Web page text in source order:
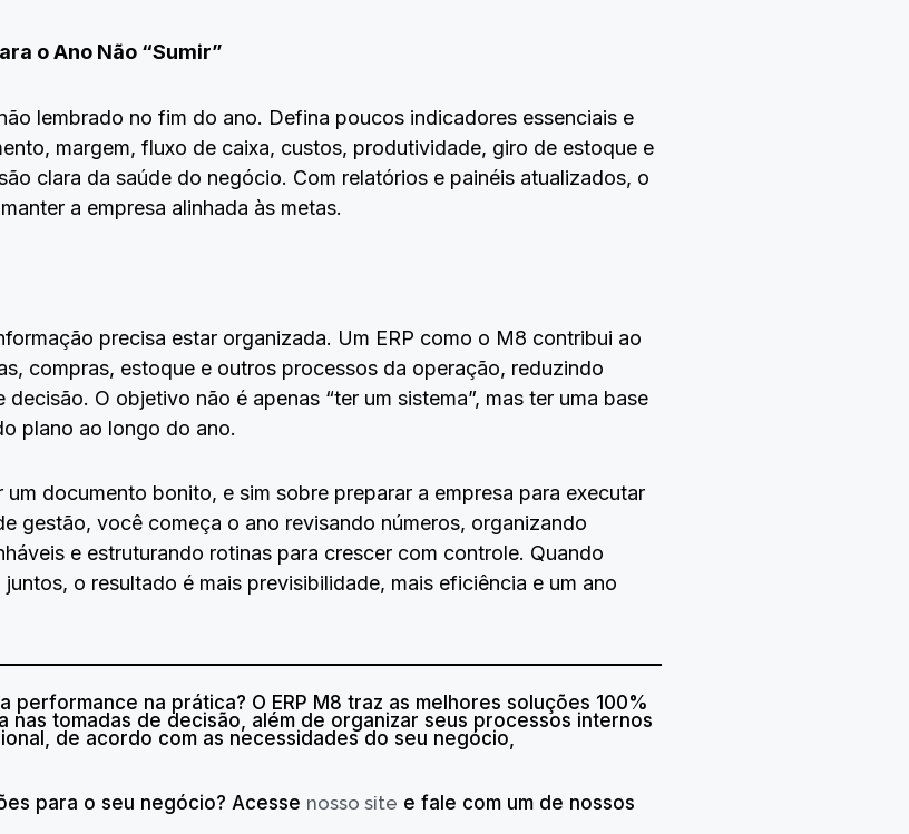
o Ano Não “Sumir”
lembrado no fim do ano. Defina poucos indicadores essenciais e
margem, fluxo de caixa, custos, produtividade, giro de estoque e
clara da saúde do negócio. Com relatórios e painéis atualizados, o
a empresa alinhada às metas.
precisa estar organizada. Um ERP como o M8 contribui ao
compras, estoque e outros processos da operação, reduzindo
O objetivo não é apenas “ter um sistema”, mas ter uma base
plano ao longo do ano.
documento bonito, e sim sobre preparar a empresa para executar
gestão, você começa o ano revisando números, organizando
e estruturando rotinas para crescer com controle. Quando
o resultado é mais previsibilidade, mais eficiência e um ano
performance na prática? O ERP M8 traz as melhores soluções 100%
nas tomadas de decisão, além de organizar seus processos internos
de acordo com as necessidades do seu negócio,
para o seu negócio? Acesse nosso site e fale com um de nossos